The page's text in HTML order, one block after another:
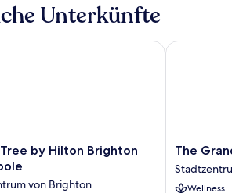
Unterkünfte
by Hilton Brighton
von Brighton
by Hilton Brighton Metropole
The
Grand
Brighton
The
Wellness
The Grand